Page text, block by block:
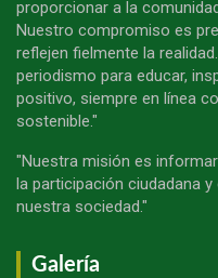
proporcionar a la
Nuestro compromiso es
reflejen fielmente la
periodismo para educar,
positivo, siempre en línea
sostenible."
"Nuestra misión es
la participación ciudadana
nuestra sociedad."
Galería